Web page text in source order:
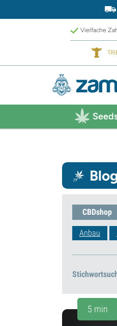
Vielfache
CBDshop
Anbau
5 min